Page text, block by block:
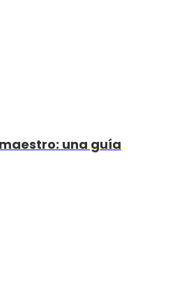
una guía